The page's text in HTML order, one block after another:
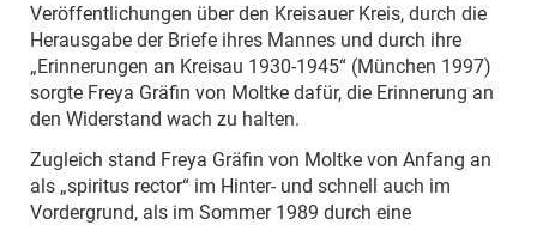
Veröffentlichungen über den Kreisauer Kreis, durch die
Herausgabe der Briefe ihres Mannes und durch ihre
„Erinnerungen an Kreisau 1930-1945“ (München 1997)
sorgte Freya Gräfin von Moltke dafür, die Erinnerung an
den Widerstand wach zu halten.
Zugleich stand Freya Gräfin von Moltke von Anfang an
als „spiritus rector“ im Hinter- und schnell auch im
Vordergrund, als im Sommer 1989 durch eine